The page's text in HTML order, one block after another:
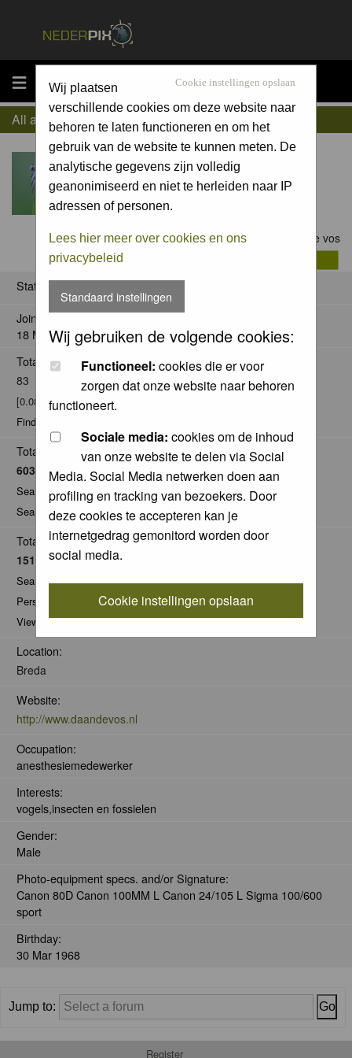
MENU Cookie instellingen opslaan
Wij plaatsen
verschillende cookies om deze website naar
behoren te laten functioneren en om het
gebruik van de website te kunnen meten. De
analytische gegevens zijn volledig
geanonimiseerd en niet te herleiden naar IP
adressen of personen.
Lees hier meer over cookies en ons
privacybeleid
Standaard instellingen
Wij gebruiken de volgende cookies:
Functioneel: cookies die er voor
zorgen dat onze website naar behoren
functioneert.
Sociale media: cookies om de inhoud
van onze website te delen via Social
Media. Social Media netwerken doen aan
profiling en tracking van bezoekers. Door
deze cookies te accepteren kan je
internetgedrag gemonitord worden door
social media.
Cookie instellingen opslaan
All about daan de vos
Contact daan de vos
Status
Joined:
18 May 2006
Total posts:
83
[0.08% of total / 0.01 posts per day]
Find all posts by daan de vos
Total Comments:
6030
Search for comments by this user
Search for all nominations given by this user
Total Pics:
1514
Search for pics made by daan de vos
Personal Gallery of daan de vos
View comments on pics of daan de vos
Location:
Breda
Website:
http://www.daandevos.nl
Occupation:
anesthesiemedewerker
Interests:
vogels,insecten en fossielen
Gender:
Male
Photo-equipment specs. and/or Signature:
Canon 80D Canon 100MM L Canon 24/105 L Sigma 100/600
sport
Birthday:
30 Mar 1968
Jump to:
Register